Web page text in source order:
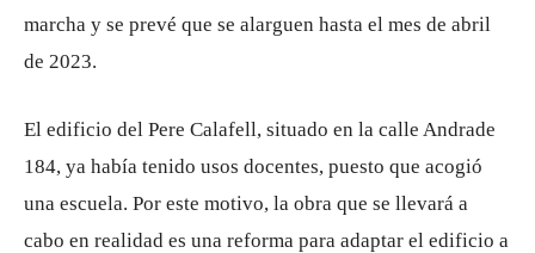
marcha y se prevé que se alarguen hasta el mes de abril
de 2023.
El edificio del Pere Calafell, situado en la calle Andrade
184, ya había tenido usos docentes, puesto que acogió
una escuela. Por este motivo, la obra que se llevará a
cabo en realidad es una reforma para adaptar el edificio a